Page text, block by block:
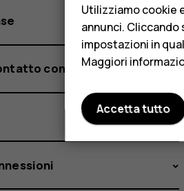
con amici e familiari
Utilizziamo cookie
annunci.
impostazioni in
Maggiori
Accetta tutto